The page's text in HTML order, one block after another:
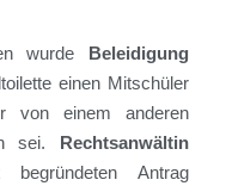
wurde Beleidigung
einen Mitschüler
von einem anderen
sei. Rechtsanwältin
Antrag